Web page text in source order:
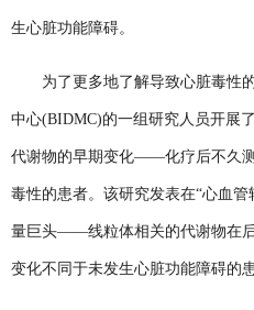
生心脏功能障碍。
为了更多地了解导致心脏毒性的
中心(BIDMC)的一组研究人员开展
代谢物的早期变化——化疗后不久
毒性的患者。该研究发表在“心血
量巨头——线粒体相关的代谢物在
变化不同于未发生心脏功能障碍的患